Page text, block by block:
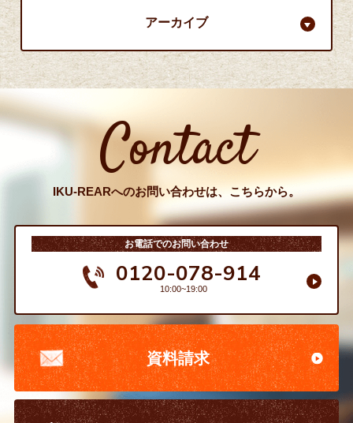
アーカイブ
Contact
IKU-REARへのお問い合わせは、こちらから。
お電話でのお問い合わせ
0120-078-914
10:00~19:00
資料請求